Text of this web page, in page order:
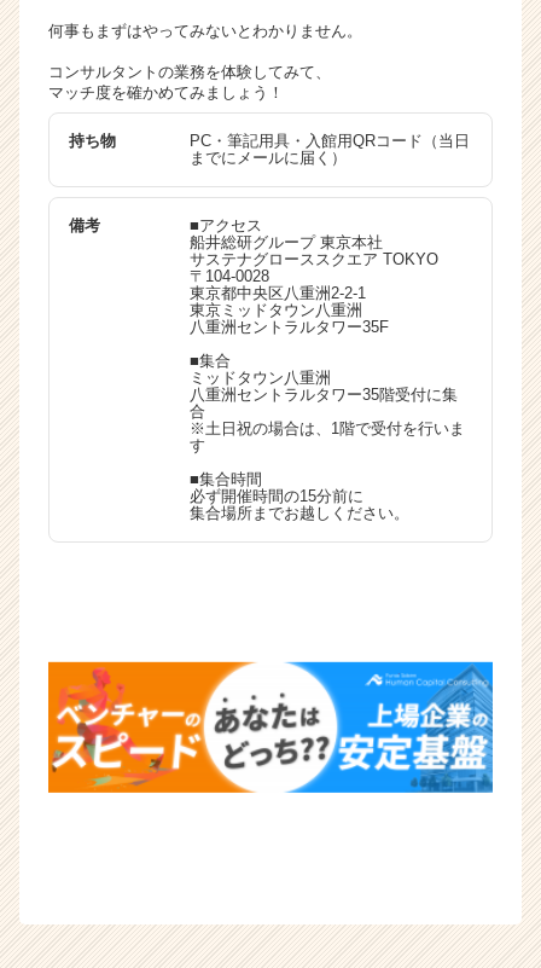
ウ
ト
が
届
く
就
活
イ
ト
チ
ア
キ
ャ
リ
ア
（C
e
e
r
r）
何事もまずはやってみないとわかりません。
コンサルタントの業務を体験してみて、
マッチ度を確かめてみましょう！
持ち物
PC・筆記用具・入館用QRコード（当日
までにメールに届く）
備考
■アクセス
船井総研グループ 東京本社
サステナグローススクエア TOKYO
〒104-0028
東京都中央区八重洲2-2-1
東京ミッドタウン八重洲
八重洲セントラルタワー35F
■集合
ミッドタウン八重洲
八重洲セントラルタワー35階受付に集
合
※土日祝の場合は、1階で受付を行いま
す
■集合時間
必ず開催時間の15分前に
集合場所までお越しください。